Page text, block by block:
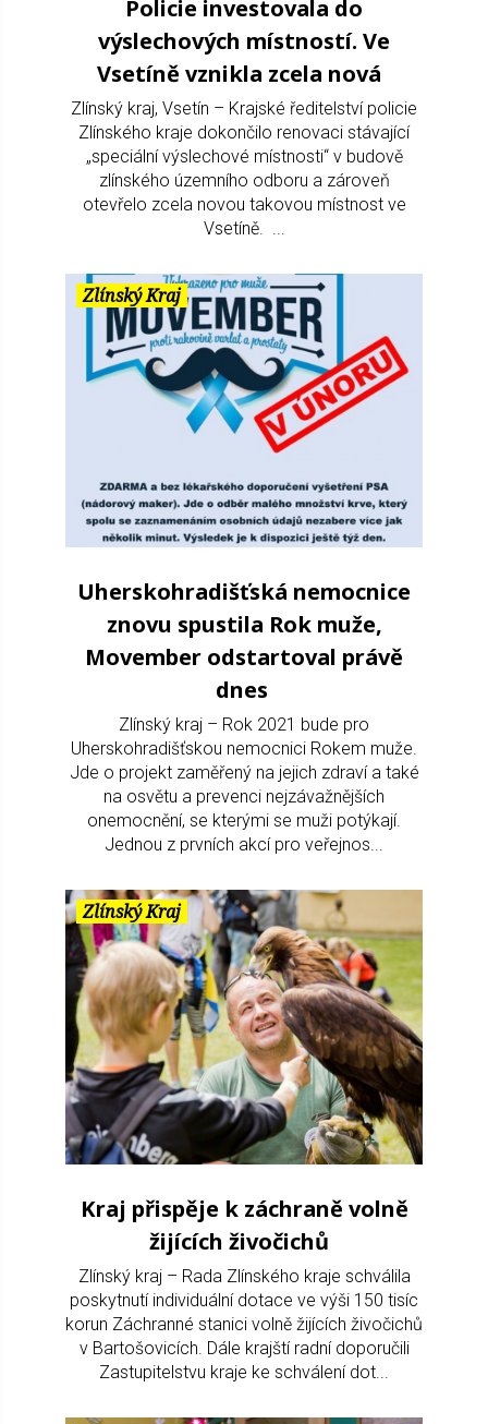
Policie investovala do
výslechových místností. Ve
Vsetíně vznikla zcela nová
Zlínský kraj, Vsetín – Krajské ředitelství policie
Zlínského kraje dokončilo renovaci stávající
„speciální výslechové místnosti“ v budově
zlínského územního odboru a zároveň
otevřelo zcela novou takovou místnost ve
Vsetíně. ...
Zlínský Kraj
Uherskohradišťská nemocnice
znovu spustila Rok muže,
Movember odstartoval právě
dnes
Zlínský kraj – Rok 2021 bude pro
Uherskohradišťskou nemocnici Rokem muže.
Jde o projekt zaměřený na jejich zdraví a také
na osvětu a prevenci nejzávažnějších
onemocnění, se kterými se muži potýkají.
Jednou z prvních akcí pro veřejnos...
Zlínský Kraj
Kraj přispěje k záchraně volně
žijících živočichů
Zlínský kraj – Rada Zlínského kraje schválila
poskytnutí individuální dotace ve výši 150 tisíc
korun Záchranné stanici volně žijících živočichů
v Bartošovicích. Dále krajští radní doporučili
Zastupitelstvu kraje ke schválení dot...